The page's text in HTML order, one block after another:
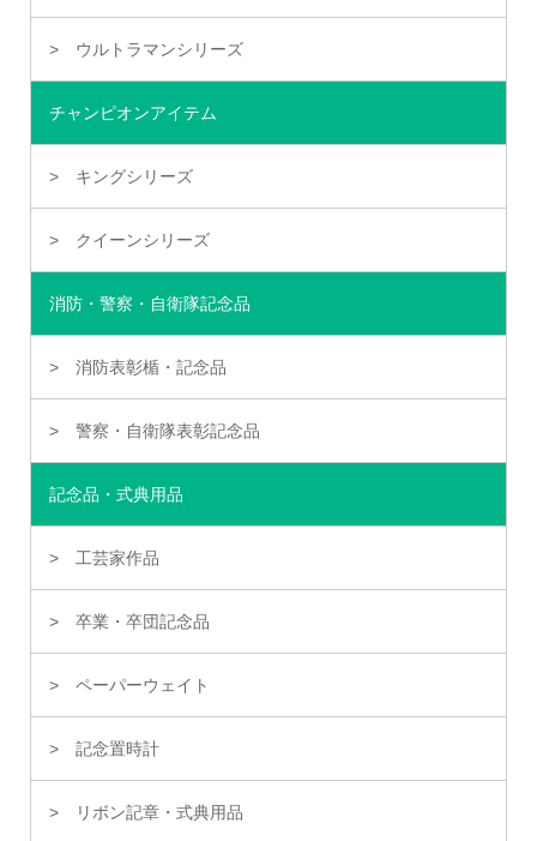
ウルトラマンシリーズ
チャンピオンアイテム
キングシリーズ
クイーンシリーズ
消防・警察・自衛隊記念品
消防表彰楯・記念品
警察・自衛隊表彰記念品
記念品・式典用品
工芸家作品
卒業・卒団記念品
ペーパーウェイト
記念置時計
リボン記章・式典用品